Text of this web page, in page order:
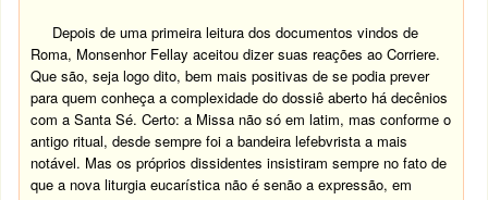
Depois de uma primeira leitura dos documentos vindos de
Roma, Monsenhor Fellay aceitou dizer suas reações ao Corriere.
Que são, seja logo dito, bem mais positivas de se podia prever
para quem conheça a complexidade do dossiê aberto há decênios
com a Santa Sé. Certo: a Missa não só em latim, mas conforme o
antigo ritual, desde sempre foi a bandeira lefebvrista a mais
notável. Mas os próprios dissidentes insistiram sempre no fato de
que a nova liturgia eucarística não é senão a expressão, em